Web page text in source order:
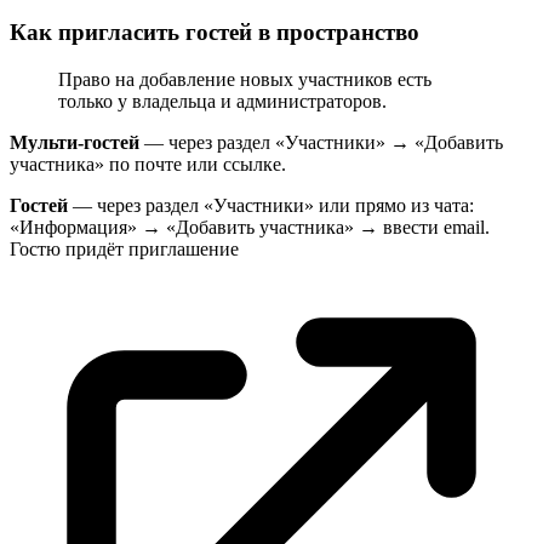
Как пригласить гостей в пространство
Право на добавление новых участников есть
только у владельца и администраторов.
Мульти-гостей — через раздел «Участники» → «Добавить
участника» по почте или ссылке.
Гостей — через раздел «Участники» или прямо из чата:
«Информация» → «Добавить участника» → ввести email.
Гостю придёт приглашение